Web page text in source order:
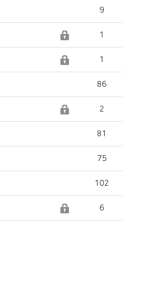
9
1
1
86
2
81
75
102
6